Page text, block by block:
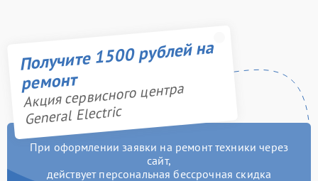
Получите 1500 рублей на
ремонт
Акция сервисного центра
General Electric
При оформлении заявки на ремонт техники через
сайт,
действует персональная бессрочная скидка